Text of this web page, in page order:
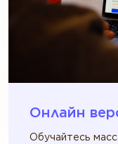
Онлайн
Обучайтесь